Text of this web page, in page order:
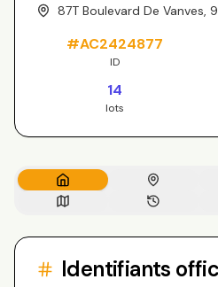
87T Boulevard De Vanves,
#AC2424877
ID
14
lots
Identifiants